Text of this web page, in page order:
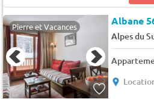
Pierre et Vacances Albane
Alpes du